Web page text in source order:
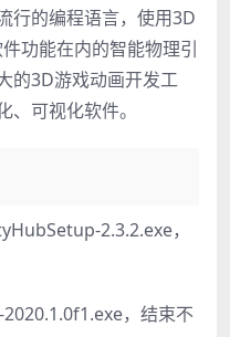
行的编程语言，使用3D
功能在内的智能物理引
的3D游戏动画开发工
可视化软件。
2.3.2.exe，
，结束不